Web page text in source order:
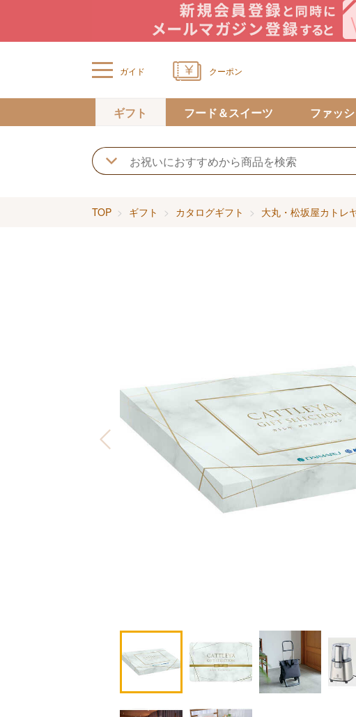
ガイド クーポン
ギフト フード＆スイーツ ファッ
TOP ギフト カタログギフト 大丸・松坂屋カトレ